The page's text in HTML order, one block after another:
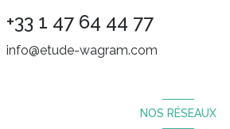
+33 1 47 64 44 77
info@etude-wagram.com
NOS RÉSEAUX